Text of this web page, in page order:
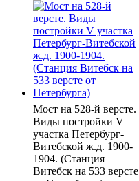
Мост на 528-й версте.
Виды постройки V
участка Петербург-
Витебской ж.д. 1900-
1904. (Станция
Витебск на 533 версте